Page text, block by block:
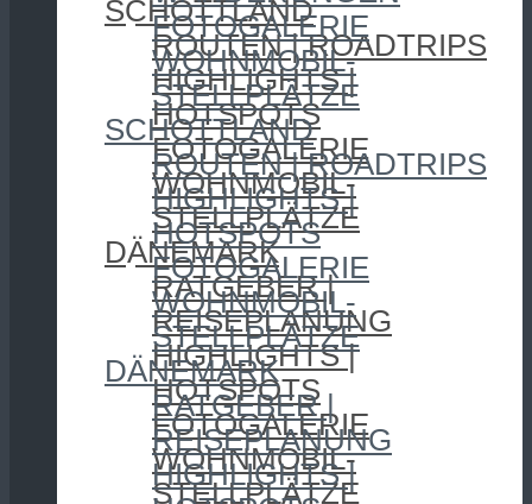
SCHOTTLAND
ROUTEN | ROADTRIPS
HIGHLIGHTS |
HOTSPOTS
FOTOGALERIE
WOHNMOBIL-
STELLPLÄTZE
DÄNEMARK
RATGEBER |
REISEPLANUNG
HIGHLIGHTS |
HOTSPOTS
FOTOGALERIE
WOHNMOBIL-
STELLPLÄTZE
FOTOGALERIE
WOHNMOBIL-
STELLPLÄTZE
SCHOTTLAND
ROUTEN | ROADTRIPS
HIGHLIGHTS |
HOTSPOTS
FOTOGALERIE
WOHNMOBIL-
STELLPLÄTZE
DÄNEMARK
RATGEBER |
REISEPLANUNG
HIGHLIGHTS |